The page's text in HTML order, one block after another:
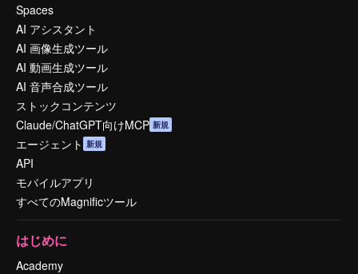
Spaces
AI アシスタント
AI 画像生成ツール
AI 動画生成ツール
AI 音声合成ツール
ストックコンテンツ
Claude/ChatGPT向けMCP 新規
エージェント 新規
API
モバイルアプリ
すべてのMagnificツール
はじめに
Academy